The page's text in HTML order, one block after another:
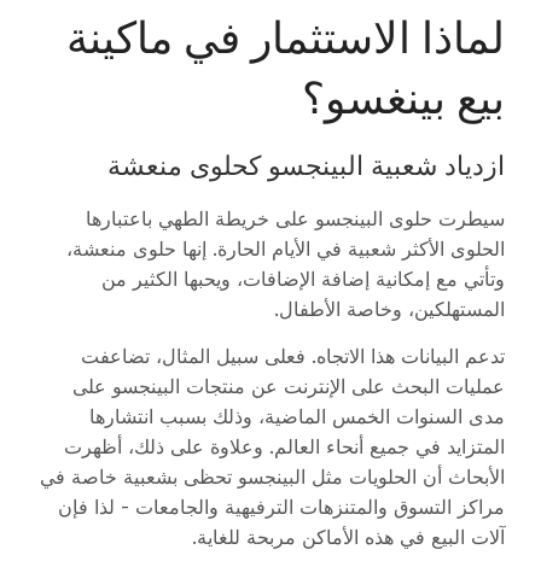
لماذا الاستثمار في ماكينة
بيع بينغسو؟
ازدياد شعبية البينجسو كحلوى منعشة
سيطرت حلوى البينجسو على خريطة الطهي باعتبارها
الحلوى الأكثر شعبية في الأيام الحارة. إنها حلوى منعشة،
وتأتي مع إمكانية إضافة الإضافات، ويحبها الكثير من
المستهلكين، وخاصة الأطفال.
تدعم البيانات هذا الاتجاه. فعلى سبيل المثال، تضاعفت
عمليات البحث على الإنترنت عن منتجات البينجسو على
مدى السنوات الخمس الماضية، وذلك بسبب انتشارها
المتزايد في جميع أنحاء العالم. وعلاوة على ذلك، أظهرت
الأبحاث أن الحلويات مثل البينجسو تحظى بشعبية خاصة في
مراكز التسوق والمتنزهات الترفيهية والجامعات - لذا فإن
آلات البيع في هذه الأماكن مربحة للغاية.